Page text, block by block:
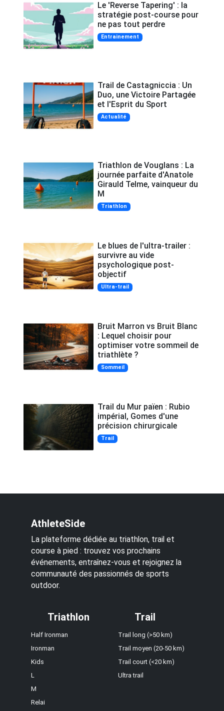
Le 'Reverse Tapering' : la
stratégie post-course pour
ne pas tout perdre
Entrainement
Trail de Castagniccia : Un
Duo, une Victoire Partagée
et l'Esprit du Sport
Actualité
Triathlon de Vouglans : La
journée parfaite d'Anatole
Girauld Telme, vainqueur du
M
Triathlon
Le blues de l'ultra-trailer :
survivre au vide
psychologique post-
objectif
Ultra-trail
Bruit Marron vs Bruit Blanc
: Lequel choisir pour
optimiser votre sommeil de
triathlète ?
Sommeil
Trail du Mur païen : Rubio
impérial, Gomes d'une
précision chirurgicale
Trail
AthleteSide
La plateforme dédiée au triathlon, trail et
course à pied : trouvez vos prochains
événements, entraînez-vous et rejoignez la
communauté des passionnés de sports
outdoor.
Triathlon
Half Ironman
Ironman
Kids
L
M
Relai
Trail
Trail long (>50 km)
Trail moyen (20-50 km)
Trail court (<20 km)
Ultra trail